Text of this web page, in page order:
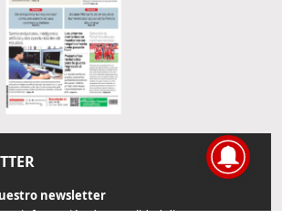
newsletter
información de actualidad directamente en